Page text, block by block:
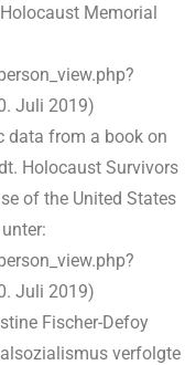
Memorial
Juli 2019)
data from a book on
Holocaust Survivors
of the United States
Juli 2019)
Fischer-Defoy
verfolgte